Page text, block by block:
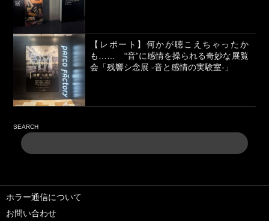
【レポート】何かが聴こえちゃったか
も…… “音”に感情を操られる奇妙な展覧
会「残響シ念展 -⾳と感情の実験室-」
SEARCH
ホラー通信について
お問い合わせ